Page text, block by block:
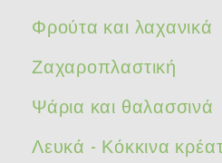
Φρούτα και λαχανικά
Ζαχαροπλαστική
Ψάρια και θαλασσινά
Λευκά - Κόκκινα